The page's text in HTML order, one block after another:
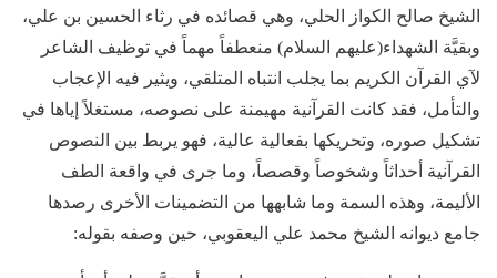
الشيخ صالح الكواز الحلي، وهي قصائده في رثاء الحسين بن علي،
وبقيَّة الشهداء(عليهم السلام) منعطفاً مهماً في توظيف الشاعر
لآي القرآن الكريم بما يجلب انتباه المتلقي، ويثير فيه الإعجاب
والتأمل، فقد كانت القرآنية مهيمنة على نصوصه، مستغلاً إياها في
تشكيل صوره، وتحريكها بفعالية عالية، فهو يربط بين النصوص
القرآنية أحداثاً وشخوصاً وقصصاً، وما جرى في واقعة الطف
الأليمة، وهذه السمة وما شابهها من التضمينات الأخرى رصدها
جامع ديوانه الشيخ محمد علي اليعقوبي، حين وصفه بقوله: